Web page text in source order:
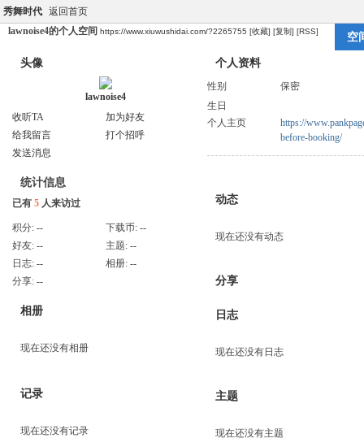
秀舞时代 返回首页
lawnoise4的个人空间 https://www.xiuwushidai.com/?2265755 [收藏] [复制] [RSS] 空
头像
lawnoise4
收听TA
加为好友
给我留言
打个招呼
发送消息
统计信息
已有 5 人来访过
积分: -- 下载币: --
好友: -- 主题: --
日志: -- 相册: --
分享: --
相册
现在还没有相册
记录
现在还没有记录
个人资料
性别
保密
生日
个人主页
https://
before-booking/
动态
现在还没有动态
分享
日志
现在还没有日志
主题
现在还没有主题